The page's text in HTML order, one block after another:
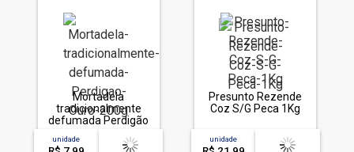
Mortadela
tradicionalmente
defumada Perdigão
Ouro 200g
unidade acima de
Presunto Rezende
Coz S/G Peca 1Kg
unidade acima de